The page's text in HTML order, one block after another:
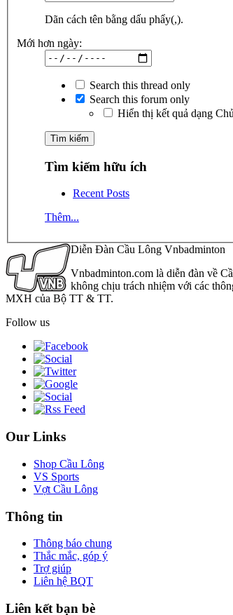
Dãn cách tên bằng dấu phẩy(,).
Mới hơn ngày:
Search this thread only
Search this forum only
Hiển thị kết quả dạng
Tìm kiếm hữu ích
Recent Posts
Thêm...
Diễn Đàn Cầu Lông Vnbadminton
Vnbadminton.com là diễn đàn về
không chịu trách nhiệm với các
MXH của Bộ TT & TT.
Follow us
Our Links
Shop Cầu Lông
VS Sports
Vợt Cầu Lông
Thông tin
Thông báo chung
Thắc mắc, góp ý
Trợ giúp
Liên hệ BQT
Liên kết bạn bè